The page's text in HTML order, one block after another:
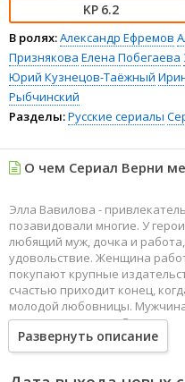
6.2
В ролях:Александр Ефремов
Признякова Елена Побегаева
Юрий Кузнецов-Таёжный
Рыбчинский
Разделы:Русские сериалы
О чем Сериал Верни
Элла Вавилова -
позавидовали многие. У
любящий муж, дочка и
удовольствие. Женщина
покупают крупные
счастью приходит конец,
молодой любовницы.
попросту выгоняет Эллу из
головой и денег. Ничего ей
родной городок. Там она
Развернуть описание